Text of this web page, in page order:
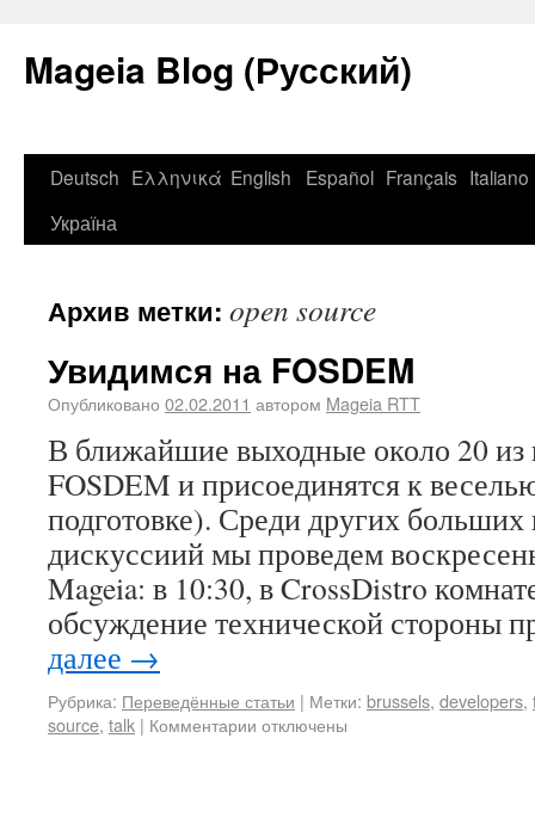
Mageia Blog (Русский)
Deutsch Ελληνικά English Español Français Italiano
Україна
Архив метки: open source
Увидимся на FOSDEM
Опубликовано 02.02.2011 автором Mageia RTT
В ближайшие выходные около 20 из
FOSDEM и присоединятся к
подготовке). Среди других
дискуссиий мы проведем
Mageia: в 10:30, в CrossDistro
обсуждение технической стороны
далее →
Рубрика: Переведённые статьи | Метки: brussels, developers,
source, talk | Комментарии отключены